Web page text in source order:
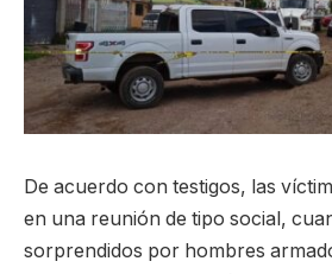
De acuerdo con testigos, las
en una reunión de tipo social,
sorprendidos por hombres